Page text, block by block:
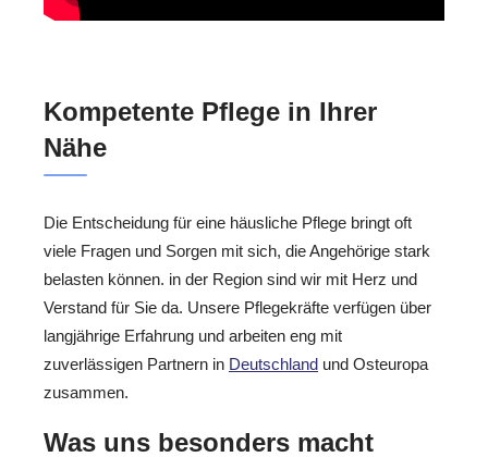
Kompetente Pflege in Ihrer
Nähe
Die Entscheidung für eine häusliche Pflege bringt oft
viele Fragen und Sorgen mit sich, die Angehörige stark
belasten können. in der Region sind wir mit Herz und
Verstand für Sie da. Unsere Pflegekräfte verfügen über
langjährige Erfahrung und arbeiten eng mit
zuverlässigen Partnern in Deutschland und Osteuropa
zusammen.
Was uns besonders macht